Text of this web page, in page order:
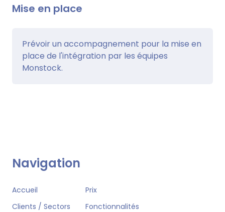
Mise en place
Prévoir un accompagnement pour la mise en
place de l'intégration par les équipes
Monstock.
Navigation
Accueil
Prix
Clients / Sectors
Fonctionnalités